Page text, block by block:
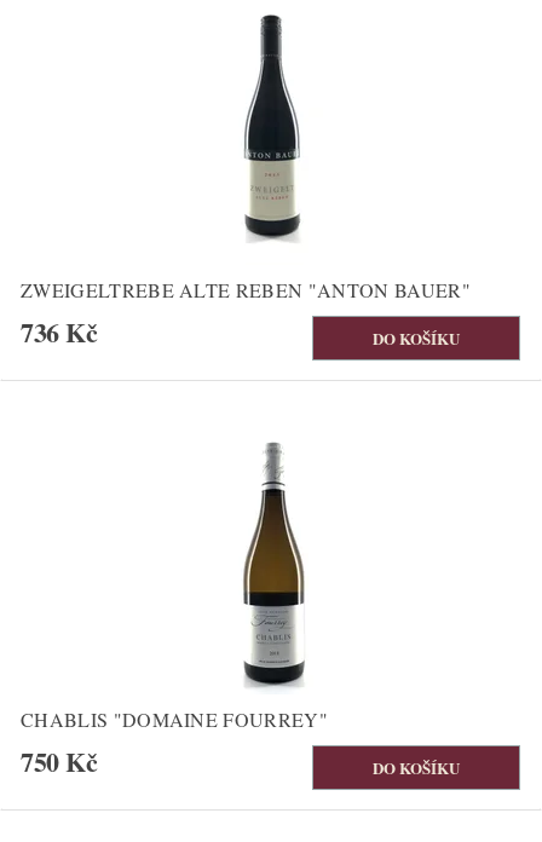
ZWEIGELTREBE ALTE REBEN "ANTON BAUER"
736 Kč
CHABLIS "DOMAINE FOURREY"
750 Kč